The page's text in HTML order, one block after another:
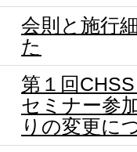
会則と施行
た
第１回
セミナー参
りの変更に